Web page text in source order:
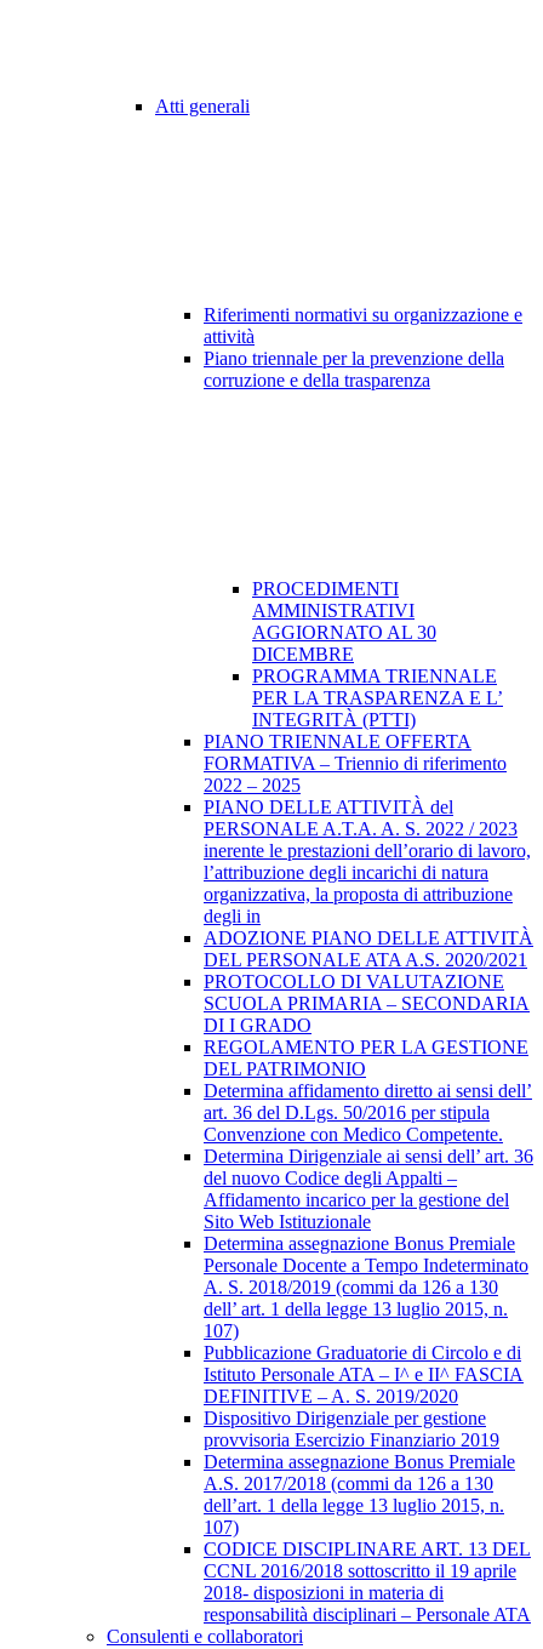
Atti generali
Riferimenti normativi su organizzazione e
attività
Piano triennale per la prevenzione della
corruzione e della trasparenza
PROCEDIMENTI
AMMINISTRATIVI
AGGIORNATO AL 30
DICEMBRE
PROGRAMMA TRIENNALE
PER LA TRASPARENZA E L’
INTEGRITÀ (PTTI)
PIANO TRIENNALE OFFERTA
FORMATIVA – Triennio di riferimento
2022 – 2025
PIANO DELLE ATTIVITÀ del
PERSONALE A.T.A. A. S. 2022 / 2023
inerente le prestazioni dell’orario di lavoro,
l’attribuzione degli incarichi di natura
organizzativa, la proposta di attribuzione
degli in
ADOZIONE PIANO DELLE ATTIVITÀ
DEL PERSONALE ATA A.S. 2020/2021
PROTOCOLLO DI VALUTAZIONE
SCUOLA PRIMARIA – SECONDARIA
DI I GRADO
REGOLAMENTO PER LA GESTIONE
DEL PATRIMONIO
Determina affidamento diretto ai sensi dell’
art. 36 del D.Lgs. 50/2016 per stipula
Convenzione con Medico Competente.
Determina Dirigenziale ai sensi dell’ art. 36
del nuovo Codice degli Appalti –
Affidamento incarico per la gestione del
Sito Web Istituzionale
Determina assegnazione Bonus Premiale
Personale Docente a Tempo Indeterminato
A. S. 2018/2019 (commi da 126 a 130
dell’ art. 1 della legge 13 luglio 2015, n.
107)
Pubblicazione Graduatorie di Circolo e di
Istituto Personale ATA – I^ e II^ FASCIA
DEFINITIVE – A. S. 2019/2020
Dispositivo Dirigenziale per gestione
provvisoria Esercizio Finanziario 2019
Determina assegnazione Bonus Premiale
A.S. 2017/2018 (commi da 126 a 130
dell’art. 1 della legge 13 luglio 2015, n.
107)
CODICE DISCIPLINARE ART. 13 DEL
CCNL 2016/2018 sottoscritto il 19 aprile
2018- disposizioni in materia di
responsabilità disciplinari – Personale ATA
Consulenti e collaboratori